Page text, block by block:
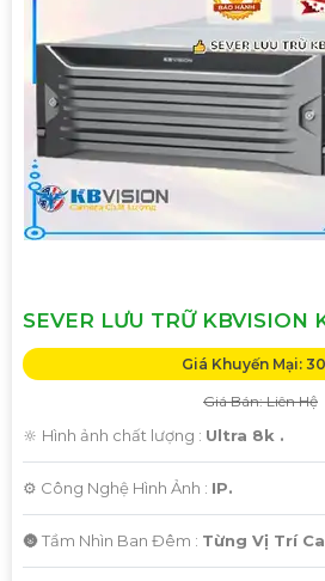
SEVER LƯU TRỮ KBVISION
Giá Khuyến Mại:
Giá Bán: Liên Hệ
🔆 Hình ảnh chất lượng : Ultra 8k .
⚙ Công Nghệ Hình Ảnh : IP.
🌚 Tầm Nhìn Ban Đêm : Từng Vị Trí